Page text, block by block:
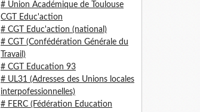
# Union Académique de Toulouse
CGT Educ'action
# CGT Educ'action (national)
# CGT (Confédération Générale du
Travail)
# CGT Education 93
# UL31 (Adresses des Unions locales
interpofessionnelles)
# FERC (Fédération Education